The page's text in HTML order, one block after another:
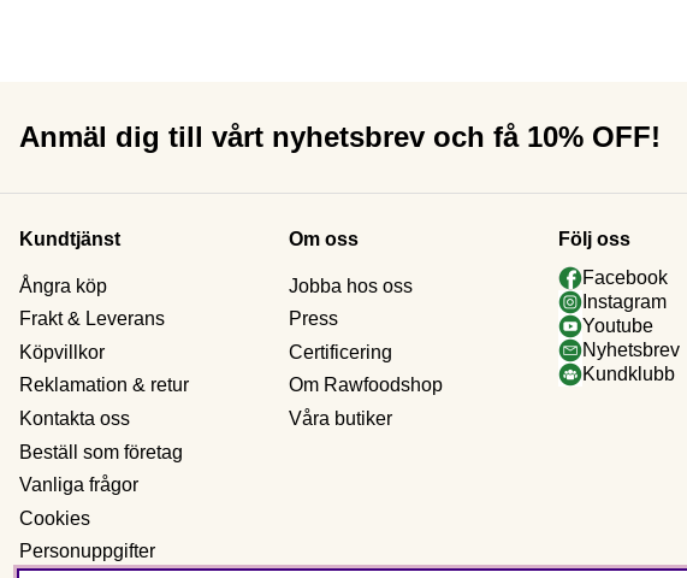
Anmäl dig till vårt nyhetsbrev och få 10% OFF!
Kundtjänst
Ångra köp
Frakt & Leverans
Köpvillkor
Reklamation & retur
Kontakta oss
Beställ som företag
Vanliga frågor
Cookies
Personuppgifter
Om oss
Jobba hos oss
Press
Certificering
Om Rawfoodshop
Våra butiker
Följ oss
Facebook
Instagram
Youtube
Nyhetsbrev
Kundklubb